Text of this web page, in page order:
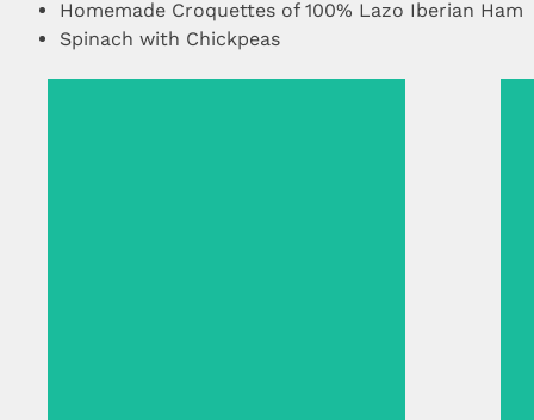
Homemade Croquettes of 100% Lazo Iberian Ham
Spinach with Chickpeas